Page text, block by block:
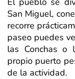
San Miguel,
recorre
paseo puedes
las Conchas o
propio puerto
de la actividad.